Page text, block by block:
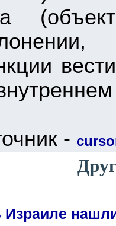
-
Израиле